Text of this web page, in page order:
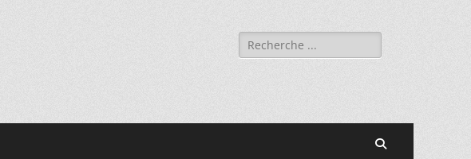
Rechercher :